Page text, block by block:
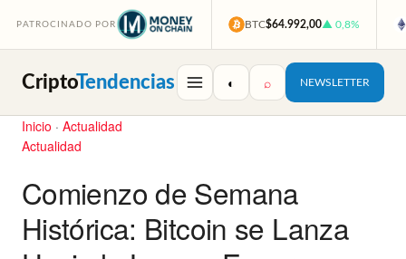
PATROCINADO POR BTC$64.992,00▲ 0,8%
CriptoTendencias ◐ ⌕ NEWSLETTER
Inicio · Actualidad
Actualidad
Comienzo de Semana
Histórica: Bitcoin se Lanza